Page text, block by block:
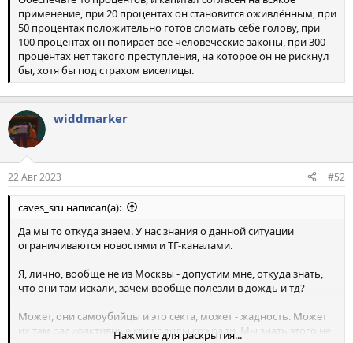
применение, при 20 процентах он становится оживлённым, при
50 процентах положительно готов сломать себе голову, при
100 процентах он попирает все человеческие законы, при 300
процентах нет такого преступления, на которое он не рискнул
бы, хотя бы под страхом виселицы.
widdmarker
22 Авг 2023 #52
caves_sru написал(а):
Да мы то откуда знаем. У нас знания о данной ситуации
ограничиваются новостями и ТГ-каналами.
Я, лично, вообще не из Москвы - допустим мне, откуда знать,
что они там искали, зачем вообще полезли в дождь и тд?
Может, они самоубийцы и это секта, может - жадность. Может
их там радиоактивные крокодилы сожрали. Мы знать этого не
Нажмите для раскрытия...